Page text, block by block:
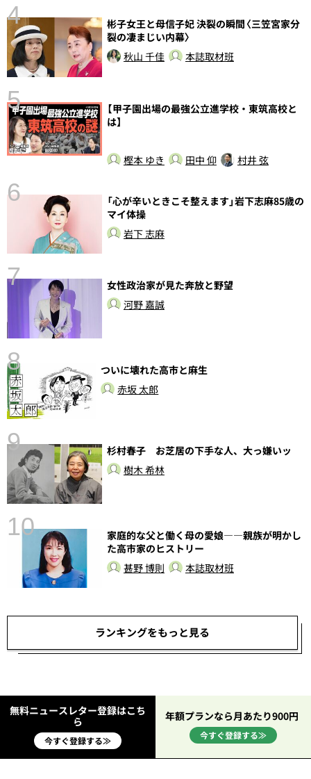
4
彬子女王と母信子妃 決裂の瞬間〈三笠宮家分
裂の凄まじい内幕〉
秋山 千佳
本誌取材班
5
【甲子園出場の最強公立進学校・東筑高校と
は】
樫本 ゆき 田中 仰 村井 弦
6
「心が辛いときこそ整えます」岩下志麻85歳の
マイ体操
岩下 志麻
7
女性政治家が見た奔放と野望
河野 嘉誠
8
ついに壊れた高市と麻生
赤坂 太郎
9
杉村春子 お芝居の下手な人、大っ嫌いッ
樹木 希林
10
家庭的な父と働く母の愛娘――親族が明かし
た高市家のヒストリー
甚野 博則
本誌取材班
ランキングをもっと見る
無料ニュースレター登録はこち
ら
今すぐ登録する≫
年額プランなら月あたり900円
今すぐ登録する≫